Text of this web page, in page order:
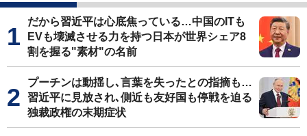
だから習近平は心底焦っている…中国のITも
EVも壊滅させる力を持つ日本が世界シェア8
割を握る"素材"の名前
プーチンは動揺し､言葉を失ったとの指摘も…
習近平に見放され､側近も友好国も停戦を迫る
独裁政権の末期症状